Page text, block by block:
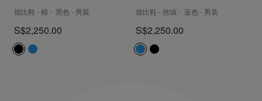
德比鞋 - 棉 - 黑色 - 男裝
S$2,250.00
德比鞋 - 丝绒 - 蓝色 - 男装
S$2,250.00